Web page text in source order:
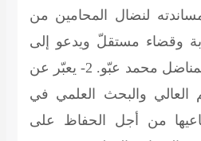
يجدّد مساندته لنضال المحامين من
وقضاء مستقلّ ويدعو إلى
إطلاق سراح الأستاذ المناضل محمد عبّو. 2- يعبّر عن
العالي والبحث العلمي في
من أجل الحفاظ على